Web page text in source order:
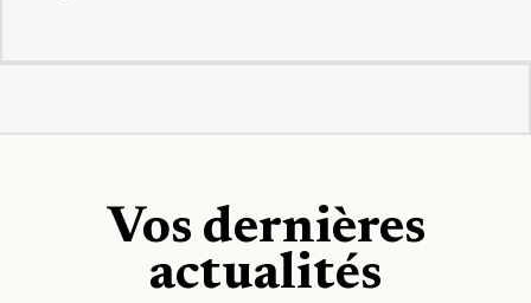
Vos dernières
actualités